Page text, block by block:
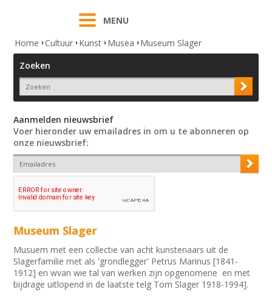
MENU
Home
Cultuur Kunst Musea
Museum Slager
Zoeken
Aanmelden nieuwsbrief
Voer hieronder uw emailadres in om u te abonneren op
onze nieuwsbrief:
Museum Slager
Musuem met een collectie van acht kunstenaars uit de
Slagerfamilie met als 'grondlegger' Petrus Marinus [1841-
1912] en wvan wie tal van werken zijn opgenomene en met
bijdrage uitlopend in de laatste telg Tom Slager 1918-1994].